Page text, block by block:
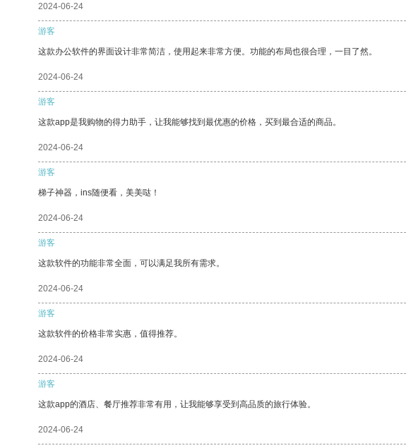
2024-06-24
游客
这款办公软件的界面设计非常简洁，使用起来非常方便。功能的布局也很合理，一目了然。
2024-06-24
游客
这款app是我购物的得力助手，让我能够找到最优惠的价格，买到最合适的商品。
2024-06-24
游客
梯子神器，ins随便看，美美哒！
2024-06-24
游客
这款软件的功能非常全面，可以满足我所有需求。
2024-06-24
游客
这款软件的价格非常实惠，值得推荐。
2024-06-24
游客
这款app的酒店、餐厅推荐非常有用，让我能够享受到高品质的旅行体验。
2024-06-24